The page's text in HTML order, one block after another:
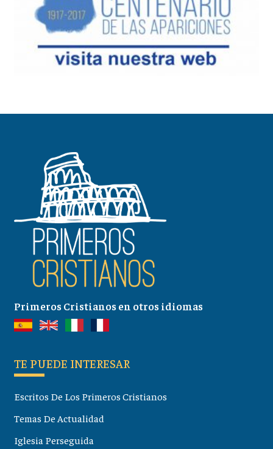
Primeros Cristianos en otros idiomas
TE PUEDE INTERESAR
Escritos De Los Primeros Cristianos
Temas De Actualidad
Iglesia Perseguida